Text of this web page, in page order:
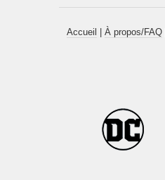
Accueil À propos/FAQ|